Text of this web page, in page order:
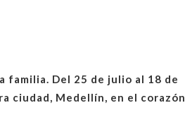
familia. Del 25 de julio al 18 de
ciudad, Medellín, en el corazón